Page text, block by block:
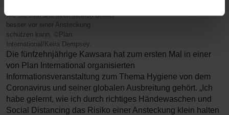
wie sie sich und ihren kleinen Bruder
besser vor einer Ansteckung
schützen kann. ©Plan
International/Keira Dempsey.
Die fünfzehnjährige Kawsara hat zum ersten Mal in einer
von Plan International organisierten
Informationsveranstaltung zum Thema Hygiene von dem
Coronavirus und seiner globalen Ausbreitung gehört. „Ich
habe gelernt, wie ich durch richtiges Händewaschen und
Social Distancing das Risiko einer Ansteckung klein halten